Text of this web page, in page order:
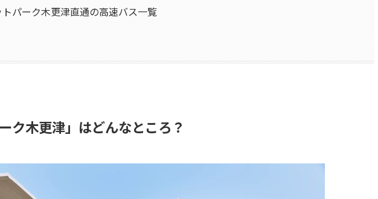
パーク木更津直通の高速バス一覧
ク木更津」はどんなところ？